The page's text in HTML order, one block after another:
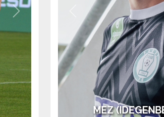
AJÁNDÉKOZZ
Next
MEZ
Previous